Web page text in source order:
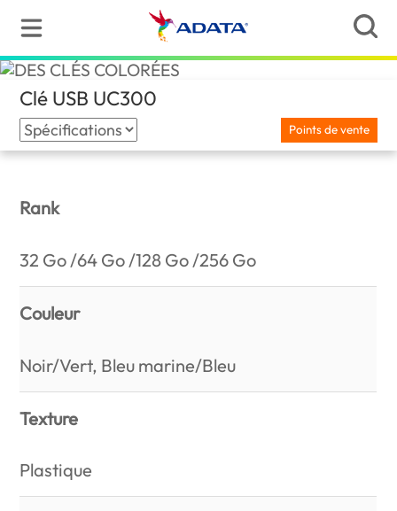
Clé USB UC300
Points de vente
Rank
32 Go /64 Go /128 Go /256 Go
Couleur
Noir/Vert, Bleu marine/Bleu
Texture
Plastique